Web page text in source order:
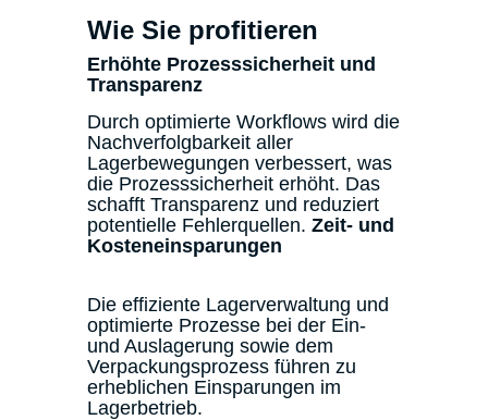
Wie Sie profitieren
Erhöhte Prozesssicherheit und
Transparenz
Durch optimierte Workflows wird die
Nachverfolgbarkeit aller
Lagerbewegungen verbessert, was
die Prozesssicherheit erhöht. Das
schafft Transparenz und reduziert
potentielle Fehlerquellen. Zeit- und
Kosteneinsparungen
Die effiziente Lagerverwaltung und
optimierte Prozesse bei der Ein-
und Auslagerung sowie dem
Verpackungsprozess führen zu
erheblichen Einsparungen im
Lagerbetrieb.